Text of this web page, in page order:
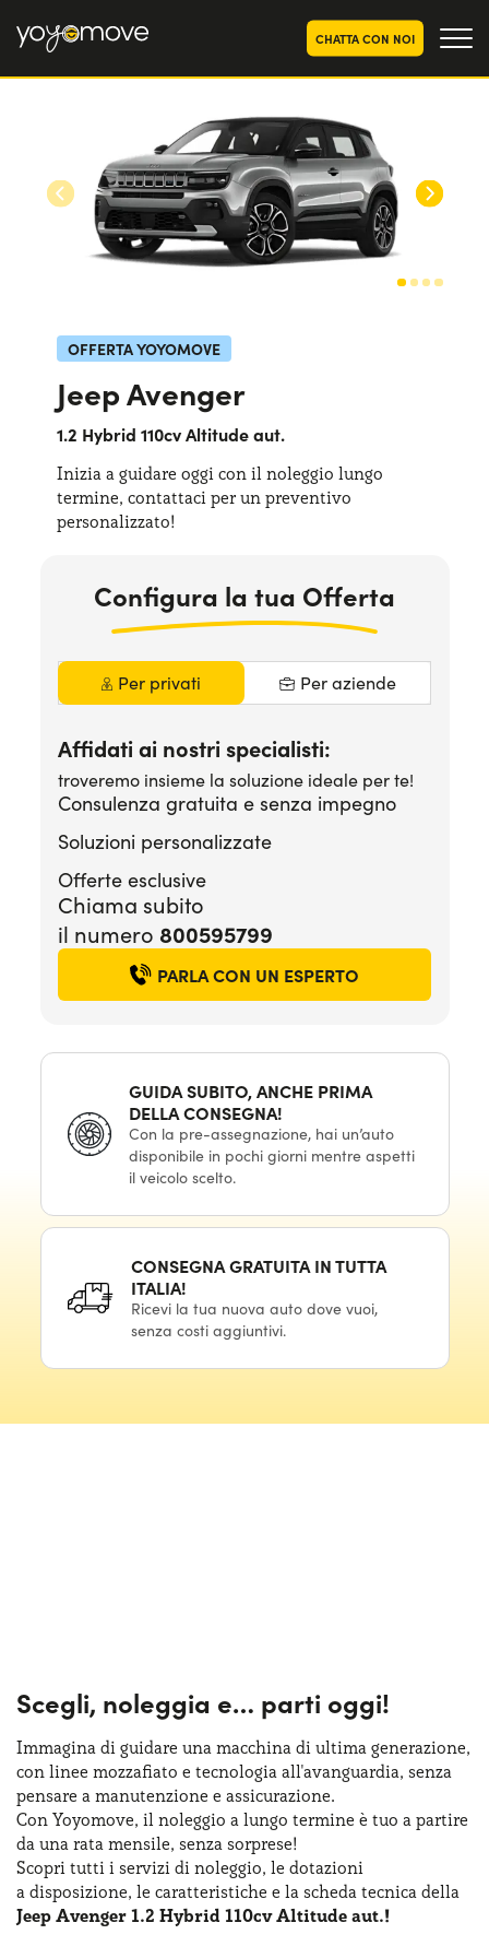
CHATTA CON NOI
OFFERTE NOLEGGIOLUNGO TERMINE
Aziende e P.IVA
OFFERTE NOLEGGIO
AUTO USATE
CHI SIAMO
Lavora con noi
PERCHÉ CONVIENE
SCEGLI UN PAESE
Serve assistenza?
OFFERTA YOYOMOVE
Jeep Avenger
1.2 Hybrid 110cv Altitude aut.
Inizia a guidare oggi con il noleggio lungo
termine, contattaci per un preventivo
personalizzato!
Configura la tua Offerta
Per privati Per aziende
Affidati ai nostri specialisti:
troveremo insieme la soluzione ideale per te!
Consulenza gratuita e senza impegno
Soluzioni personalizzate
Offerte esclusive
Chiama subito
il numero 800595799
PARLA CON UN ESPERTO
GUIDA SUBITO, ANCHE PRIMA
DELLA CONSEGNA!
Con la pre-assegnazione, hai un’auto
disponibile in pochi giorni mentre aspetti
il veicolo scelto.
CONSEGNA GRATUITA IN TUTTA
ITALIA!
Ricevi la tua nuova auto dove vuoi,
senza costi aggiuntivi.
Scegli, noleggia e… parti oggi!
Immagina di guidare una macchina di ultima generazione,
con linee mozzafiato e tecnologia all'avanguardia, senza
pensare a manutenzione e assicurazione.
Con Yoyomove, il noleggio a lungo termine è tuo a partire
da una rata mensile, senza sorprese!
Scopri tutti i servizi di noleggio, le dotazioni
a disposizione, le caratteristiche e la scheda tecnica della
Jeep Avenger 1.2 Hybrid 110cv Altitude aut.!